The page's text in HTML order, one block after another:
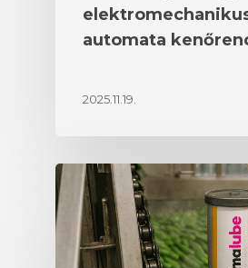
automata
2025.11.19.